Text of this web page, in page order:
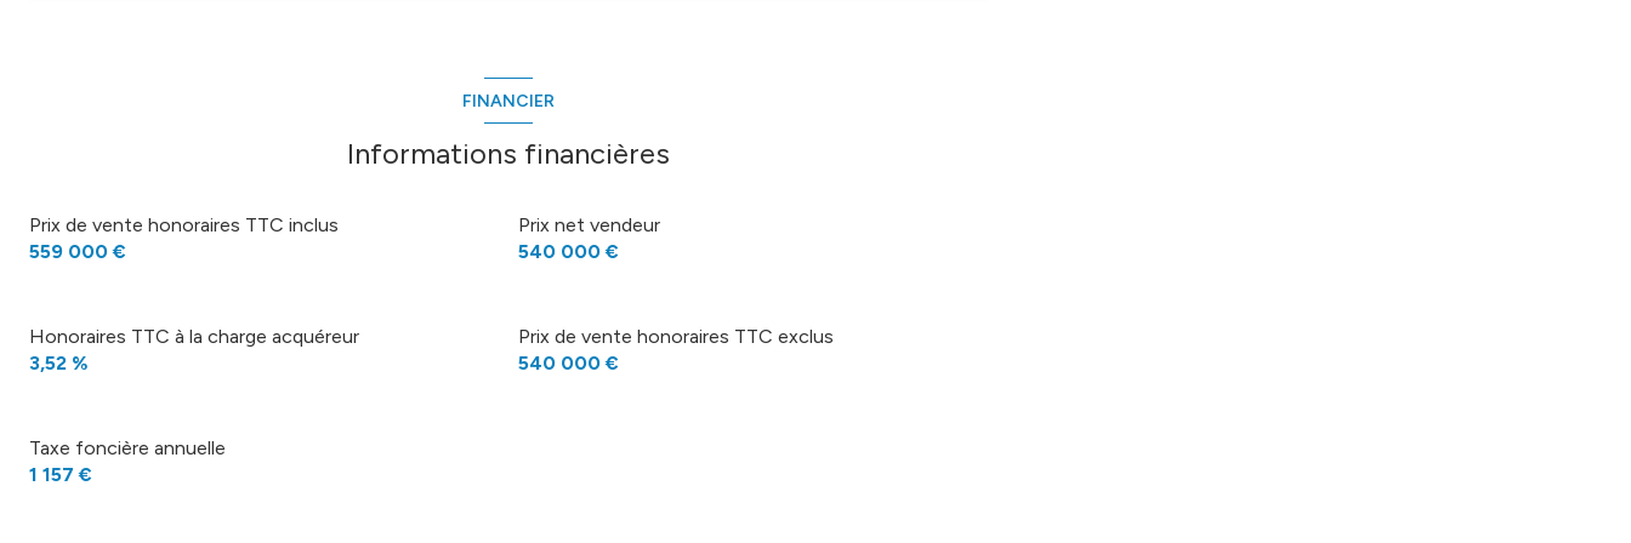
FINANCIER
Informations financières
Prix de vente honoraires TTC inclus
559 000 €
Prix net vendeur
540 000 €
Prix de vente honoraires TTC exclus
540 000 €
Honoraires TTC à la charge acquéreur
3,52 %
Taxe foncière annuelle
1 157 €